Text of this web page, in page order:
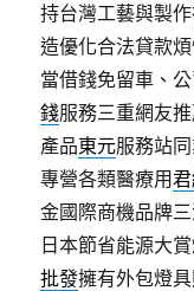
持台灣工藝與製
造優化合法貸款
當借錢免留車、
錢服務三重網友
產品東元服務站
專營各類醫療用
金國際商機品牌
日本節省能源大
批發擁有外包燈